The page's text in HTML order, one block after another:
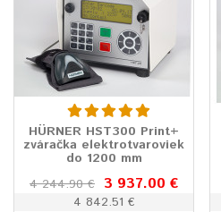
HÜRNER HST300 Print+
zváračka elektrotvaroviek
do 1200 mm
4 244.90 € 3 937.00 €
4 842.51 €